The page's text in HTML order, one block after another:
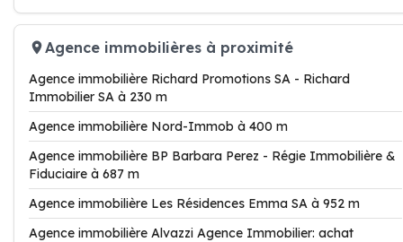
Agence immobilières à proximité
Agence immobilière Richard Promotions SA - Richard
Immobilier SA à 230 m
Agence immobilière Nord-Immob à 400 m
Agence immobilière BP Barbara Perez - Régie Immobilière &
Fiduciaire à 687 m
Agence immobilière Les Résidences Emma SA à 952 m
Agence immobilière Alvazzi Agence Immobilier: achat